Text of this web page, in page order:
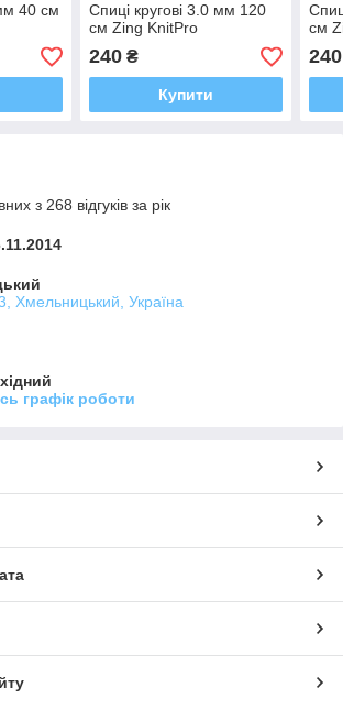
40 см
Спиці кругові 3.0 мм 120
см Zing KnitPro
240₴
Купити
см
240
з 268 відгуків за рік
Хмельницький, Україна
графік роботи